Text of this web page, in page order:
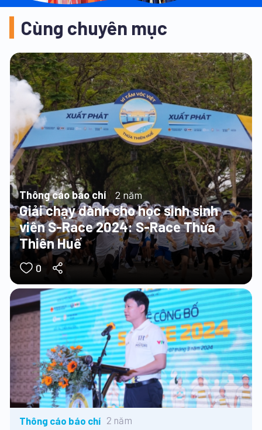
Cùng chuyên mục
Thông cáo báo chí 2 năm
Giải chạy dành cho học sinh sinh
viên S-Race 2024: S-Race Thừa
Thiên Huế
0
Thông cáo báo chí 2 năm